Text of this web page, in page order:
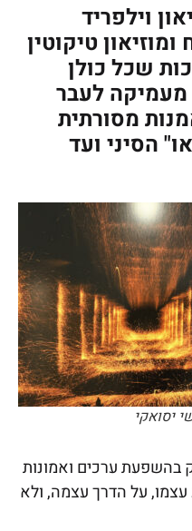
וילפריד
טיקוטין
שכל כולן
לעבר
מסורתית
הסיני ועד
יסואקי
בהשפעת ערכים ואמונות
עצמו, על הדרך עצמה, ולא